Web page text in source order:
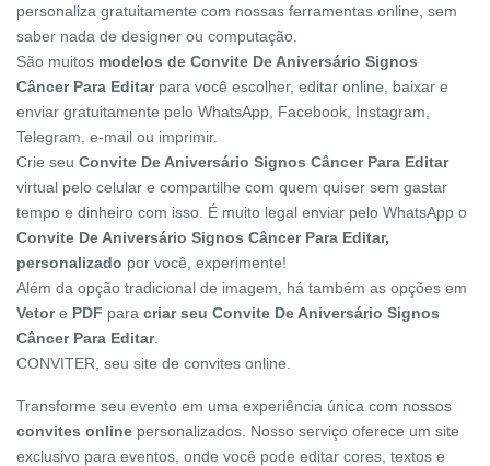
personaliza gratuitamente com nossas ferramentas online, sem
saber nada de designer ou computação.
São muitos modelos de Convite De Aniversário Signos
Câncer Para Editarpara você escolher, editar online, baixar e
enviar gratuitamente pelo WhatsApp, Facebook, Instagram,
Telegram, e-mail ou imprimir.
Crie seu Convite De Aniversário Signos Câncer Para Editar
virtual pelo celular e compartilhe com quem quiser sem gastar
tempo e dinheiro com isso. É muito legal enviar pelo WhatsApp o
Convite De Aniversário Signos Câncer Para Editar,
personalizado por você, experimente!
Além da opção tradicional de imagem, há também as opções em
Vetore PDF para criar seu Convite De Aniversário Signos
Câncer Para Editar.
CONVITER, seu site de convites online.
Transforme seu evento em uma experiência única com nossos
convites online personalizados. Nosso serviço oferece um site
exclusivo para eventos, onde você pode editar cores, textos e